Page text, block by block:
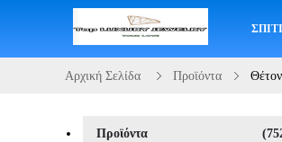
ΣΠΊΤΙ
Αρχική Σελίδα Προϊόντα
Προϊόντα